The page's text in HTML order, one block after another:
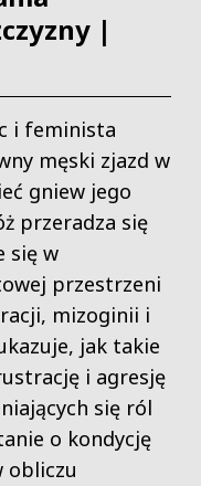
|
i feminista
męski zjazd w
gniew jego
przeradza się
się w
przestrzeni
mizoginii i
jak takie
i agresję
się ról
o kondycję
obliczu